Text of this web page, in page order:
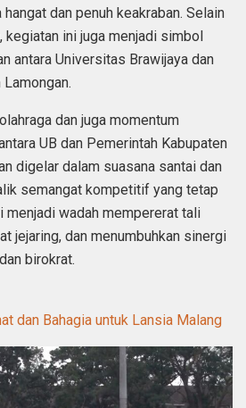
dan penuh keakraban. Selain
kegiatan ini juga menjadi simbol
antara Universitas Brawijaya dan
dan juga momentum
UB dan Pemerintah Kabupaten
digelar dalam suasana santai dan
semangat kompetitif yang tetap
menjadi wadah mempererat tali
jejaring, dan menumbuhkan sinergi
birokrat.
dan Bahagia untuk Lansia Malang